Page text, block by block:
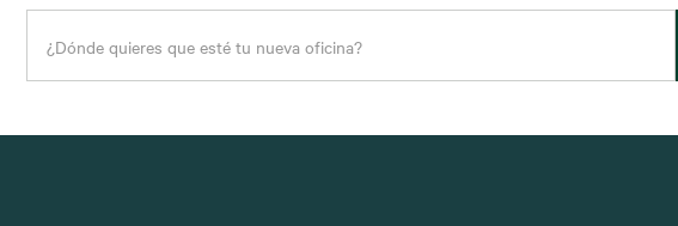
¿Dónde quieres que esté tu nueva oficina?